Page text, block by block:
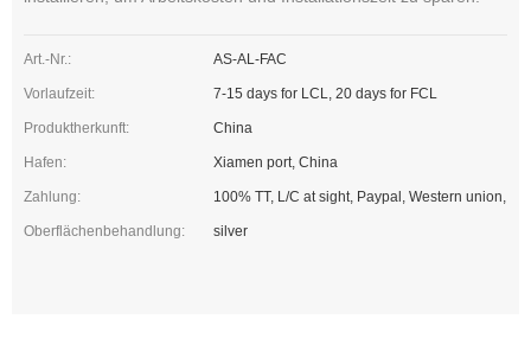
Art.-Nr.: AS-AL-FAC
Vorlaufzeit: 7-15 days for LCL, 20 days for FCL
Produktherkunft: China
Hafen: Xiamen port, China
Zahlung: 100% TT, L/C at sight, Paypal, Western union,
Oberflächenbehandlung: silver